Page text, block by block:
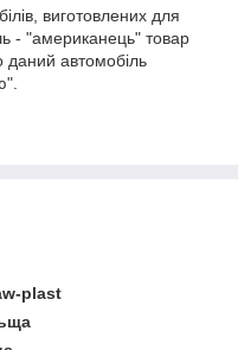
виготовлених для
- "американець" товар
автомобіль
plast